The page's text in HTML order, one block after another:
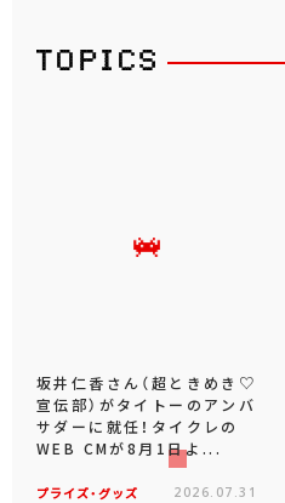
坂井仁香さん（超ときめき♡
宣伝部）がタイトーのアンバ
サダーに就任！タイクレの
WEB CMが8月1日よ...
プライズ・グッズ 2026.07.31